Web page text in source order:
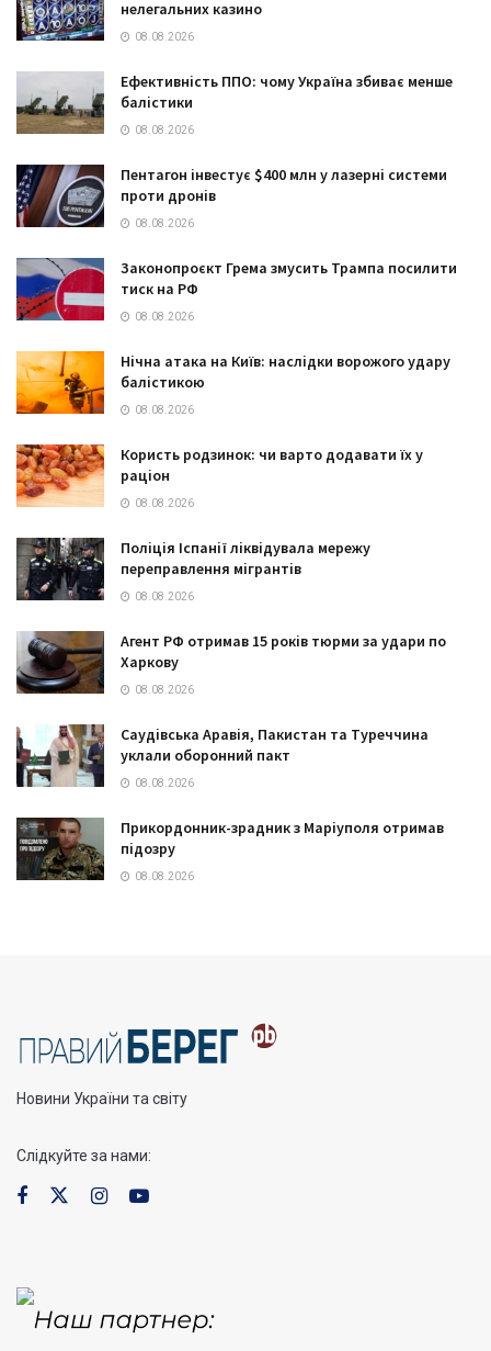
нелегальних казино
08.08.2026
Ефективність ППО: чому Україна збиває менше
балістики
08.08.2026
Пентагон інвестує $400 млн у лазерні системи
проти дронів
08.08.2026
Законопроєкт Грема змусить Трампа посилити
тиск на РФ
08.08.2026
Нічна атака на Київ: наслідки ворожого удару
балістикою
08.08.2026
Користь родзинок: чи варто додавати їх у
раціон
08.08.2026
Поліція Іспанії ліквідувала мережу
переправлення мігрантів
08.08.2026
Агент РФ отримав 15 років тюрми за удари по
Харкову
08.08.2026
Саудівська Аравія, Пакистан та Туреччина
уклали оборонний пакт
08.08.2026
Прикордонник-зрадник з Маріуполя отримав
підозру
08.08.2026
Новини України та світу
Слідкуйте за нами: